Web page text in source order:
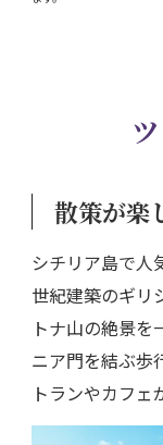
散策が楽
シチリア島で人
世紀建築のギリ
トナ山の絶景を
ニア門を結ぶ歩
トランやカフェ